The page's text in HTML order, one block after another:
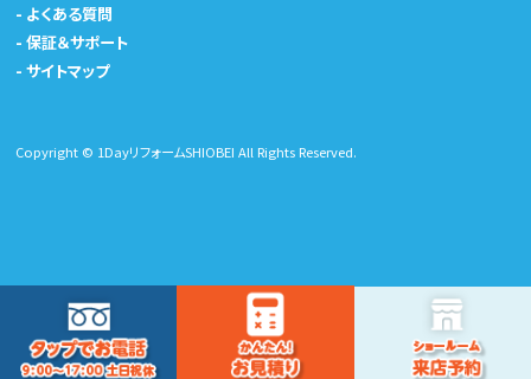
- よくある質問
-保証＆サポート
-サイトマップ
Copyright © 1DayリフォームSHIOBEI All Rights Reserved.